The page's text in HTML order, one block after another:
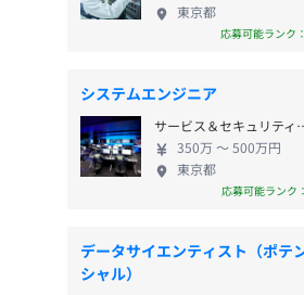
東京都
応募可能ランク
システムエンジニア
サービス＆
350万 〜 500万円
東京都
応募可能ランク
データサイエンティスト（ポテ
シャル）